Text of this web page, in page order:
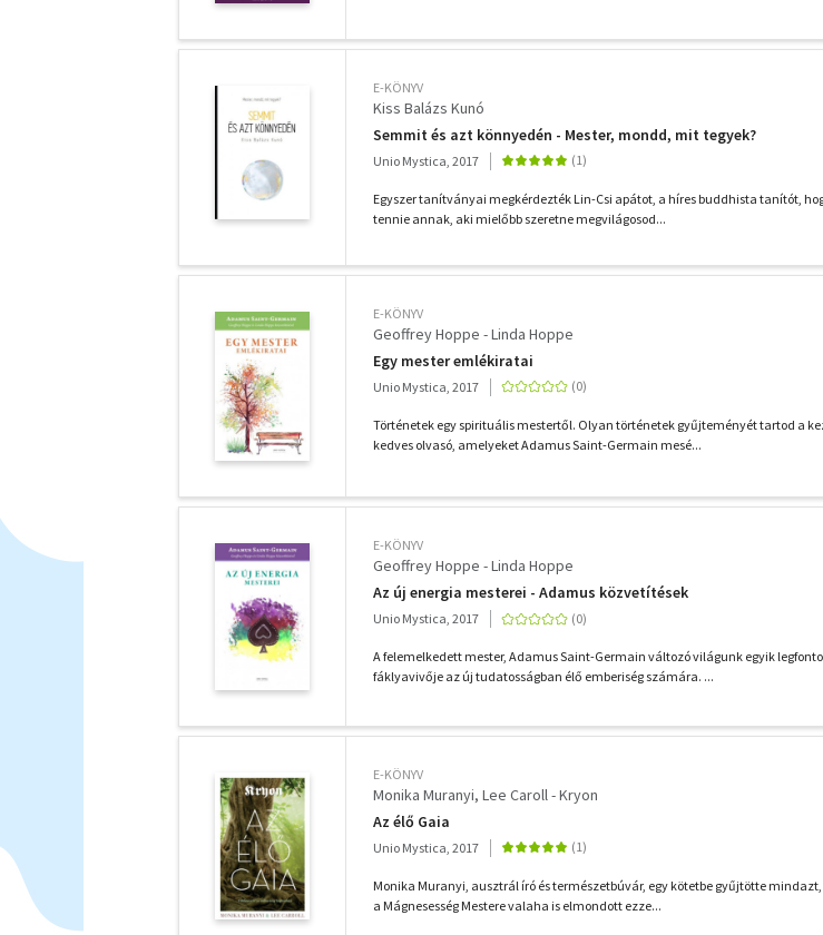
E-KÖNYV
Kiss Balázs Kunó
Semmit és azt könnyedén - Mester, mondd, mit tegyek?
Unio Mystica, 2017
Egyszer tanítványai megkérdezték Lin-Csi apátot, a híres buddhista tanítót,
tennie annak, aki mielőbb szeretne megvilágosod...
E-KÖNYV
Geoffrey Hoppe - Linda Hoppe
Egy mester emlékiratai
Unio Mystica, 2017
Történetek egy spirituális mestertől. Olyan történetek gyűjteményét tartod a
kedves olvasó, amelyeket Adamus Saint-Germain mesé...
E-KÖNYV
Geoffrey Hoppe - Linda Hoppe
Az új energia mesterei - Adamus közvetítések
Unio Mystica, 2017
A felemelkedett mester, Adamus Saint-Germain változó világunk egyik
fáklyavivője az új tudatosságban élő emberiség számára. ...
E-KÖNYV
Monika Muranyi, Lee Caroll - Kryon
Az élő Gaia
Unio Mystica, 2017
Monika Muranyi, ausztrál író és természetbúvár, egy kötetbe gyűjtötte mindazt,
a Mágnesesség Mestere valaha is elmondott ezze...